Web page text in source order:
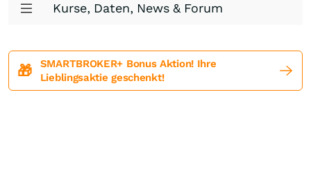
Kurse, Daten, News & Forum
🎁
SMARTBROKER+ Bonus Aktion! Ihre
Lieblingsaktie geschenkt!